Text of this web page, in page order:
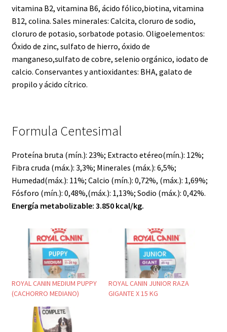
vitamina B2, vitamina B6, ácido fólico,biotina, vitamina
B12, colina. Sales minerales: Calcita, cloruro de sodio,
cloruro de potasio, sorbatode potasio. Oligoelementos:
Óxido de zinc, sulfato de hierro, óxido de
manganeso,sulfato de cobre, selenio orgánico, iodato de
calcio. Conservantes y antioxidantes: BHA, galato de
propilo y ácido cítrico.
Formula Centesimal
Proteína bruta (mín.): 23%; Extracto etéreo(mín.): 12%;
Fibra cruda (máx.): 3,3%; Minerales (máx.): 6,5%;
Humedad(máx.): 11%; Calcio (mín.): 0,72%, (máx.): 1,69%;
Fósforo (mín.): 0,48%,(máx.): 1,13%; Sodio (máx.): 0,42%.
Energía metabolizable: 3.850 kcal/kg.
ROYAL CANIN MEDIUM PUPPY
(CACHORRO MEDIANO)
ROYAL CANIN JUNIOR RAZA
GIGANTE X 15 KG